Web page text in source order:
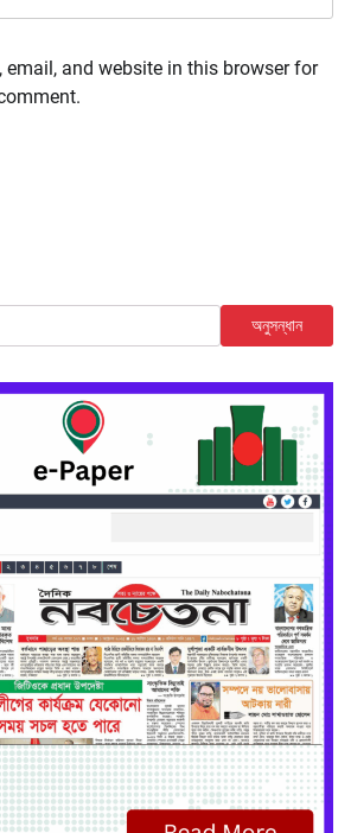
email, and website in this browser for
অনুসন্ধান